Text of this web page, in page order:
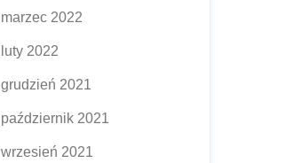
marzec 2022
luty 2022
grudzień 2021
październik 2021
wrzesień 2021